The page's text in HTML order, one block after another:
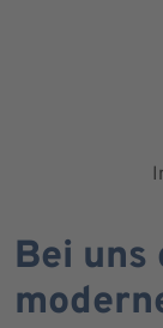
Bei uns